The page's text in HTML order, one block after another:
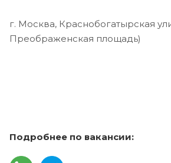
г. Москва, Краснобогатырская
Преображенская площадь)
Подробнее по вакансии: